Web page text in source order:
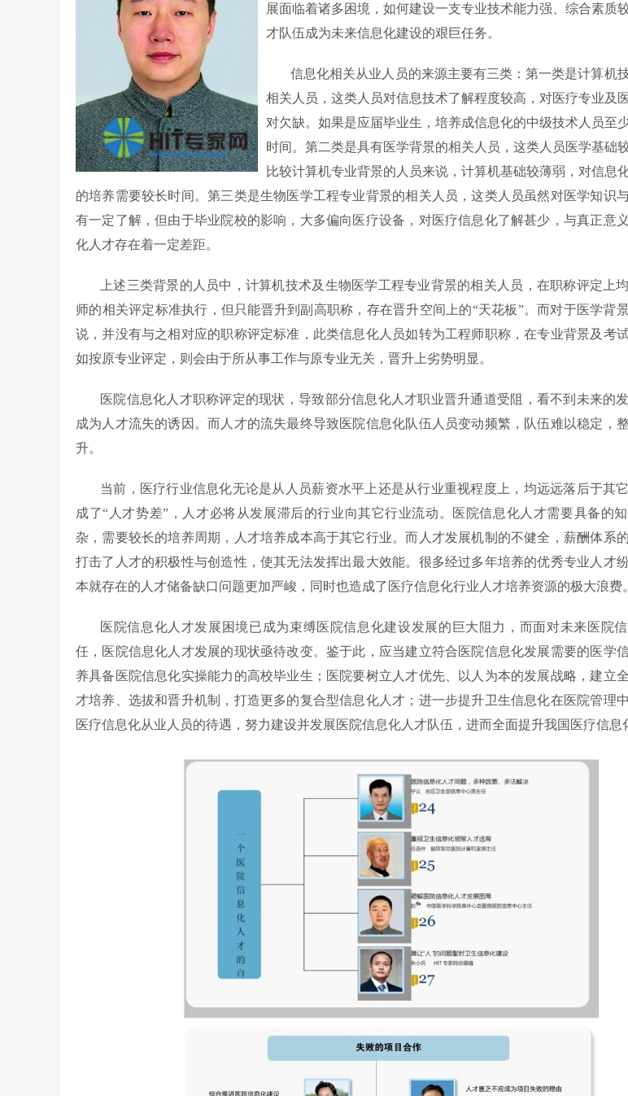
展面临着诸多困境，如何建设一支专业技术能力强、综合素质
才队伍成为未来信息化建设的艰巨任务。
信息化相关从业人员的来源主要有三类：第一类是计算机
相关人员，这类人员对信息技术了解程度较高，对医疗专业及
对欠缺。如果是应届毕业生，培养成信息化的中级技术人员至
时间。第二类是具有医学背景的相关人员，这类人员医学基础
比较计算机专业背景的人员来说，计算机基础较薄弱，对信息
的培养需要较长时间。第三类是生物医学工程专业背景的相关人员，这类人员虽然对医学知识
有一定了解，但由于毕业院校的影响，大多偏向医疗设备，对医疗信息化了解甚少，与真正意
化人才存在着一定差距。
上述三类背景的人员中，计算机技术及生物医学工程专业背景的相关人员，在职称评定上
师的相关评定标准执行，但只能晋升到副高职称，存在晋升空间上的“天花板”。而对于医学背
说，并没有与之相对应的职称评定标准，此类信息化人员如转为工程师职称，在专业背景及考
如按原专业评定，则会由于所从事工作与原专业无关，晋升上劣势明显。
医院信息化人才职称评定的现状，导致部分信息化人才职业晋升通道受阻，看不到未来的
成为人才流失的诱因。而人才的流失最终导致医院信息化队伍人员变动频繁，队伍难以稳定，
升。
当前，医疗行业信息化无论是从人员薪资水平上还是从行业重视程度上，均远远落后于其
成了“人才势差”，人才必将从发展滞后的行业向其它行业流动。医院信息化人才需要具备的
杂，需要较长的培养周期，人才培养成本高于其它行业。而人才发展机制的不健全，薪酬体系
打击了人才的积极性与创造性，使其无法发挥出最大效能。很多经过多年培养的优秀专业人才
本就存在的人才储备缺口问题更加严峻，同时也造成了医疗信息化行业人才培养资源的极大浪费。
医院信息化人才发展困境已成为束缚医院信息化建设发展的巨大阻力，而面对未来医院
任，医院信息化人才发展的现状亟待改变。鉴于此，应当建立符合医院信息化发展需要的医学
养具备医院信息化实操能力的高校毕业生；医院要树立人才优先、以人为本的发展战略，建立
才培养、选拔和晋升机制，打造更多的复合型信息化人才；进一步提升卫生信息化在医院管理
医疗信息化从业人员的待遇，努力建设并发展医院信息化人才队伍，进而全面提升我国医疗信息